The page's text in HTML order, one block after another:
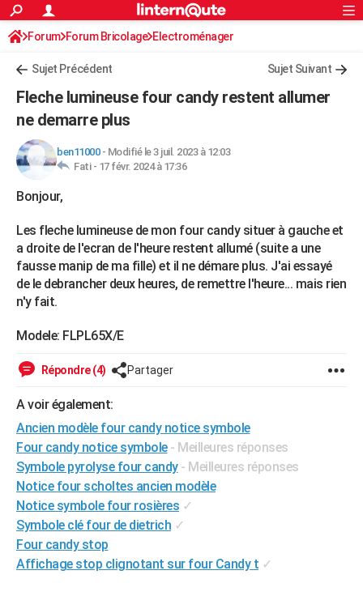
ACTUALITÉS
Politique
Société
Faits Divers
Education
Monde
Villes
+
Programme TV
Streaming
Sorties cinéma
Musique
FINANCE
Retraite
Impôts
Epargne
Immobilier
Risques naturels par ville
Banque
Assurance
Crédit
AUTO
Essais
Réserver un essai
Citadines
Berlines
SUV
Forum auto
HIGH-TECH
Forum
Aménagement intérieur
Extérieur
Cuisine
Salle de bains
Jardinage
Rangement
WEEK-END
Guides de France
Escapades
Patrimoine
Expositions
Musées
Week-end nature
+LIFESTYLE
Art de vivre
Bien-être
Loisirs
ModeModes de vie
Destinations
City break
Voyage nature
Voyage de noces
Forum
Climat
GUIDES D'ACHAT
BONS PLANS
CARTE DE VOEUX
Carte de Noël
Carte Bonne année
Carte Saint-Valentin
Carte Pâques
Carte d'anniversaire
DICTIONNAIRE
Dictionnaire
Biographies
Citations
Expressions
Proverbes
PROGRAMME TV
S'inscrire
Connexion
Forum Forum Bricolage Electroménager
Sujet Précédent Sujet Suivant
Fleche lumineuse four candy restent allumer
ne demarre plus
ben11000- Modifié le 3 juil. 2023 à 12:03
Fati - 17 févr. 2024 à 17:36
Bonjour,
Les fleche lumineuse de mon four candy situer à gauche et
a droite de l'ecran de l'heure restent allumé (suite a une
fausse manip de ma fille) et il ne démare plus. J'ai essayé
de le debrancher deux heures, de remettre l'heure... mais rien
n'y fait.
Modele: FLPL65X/E
Répondre (4) Partager
A voir également:
Ancien modèle four candy notice symbole
Four candy notice symbole - Meilleures réponses
Symbole pyrolyse four candy - Meilleures réponses
Notice four scholtes ancien modèle
Notice symbole four rosières ✓
Symbole clé four de dietrich ✓
Four candy stop
Affichage stop clignotant sur four Candy t ✓